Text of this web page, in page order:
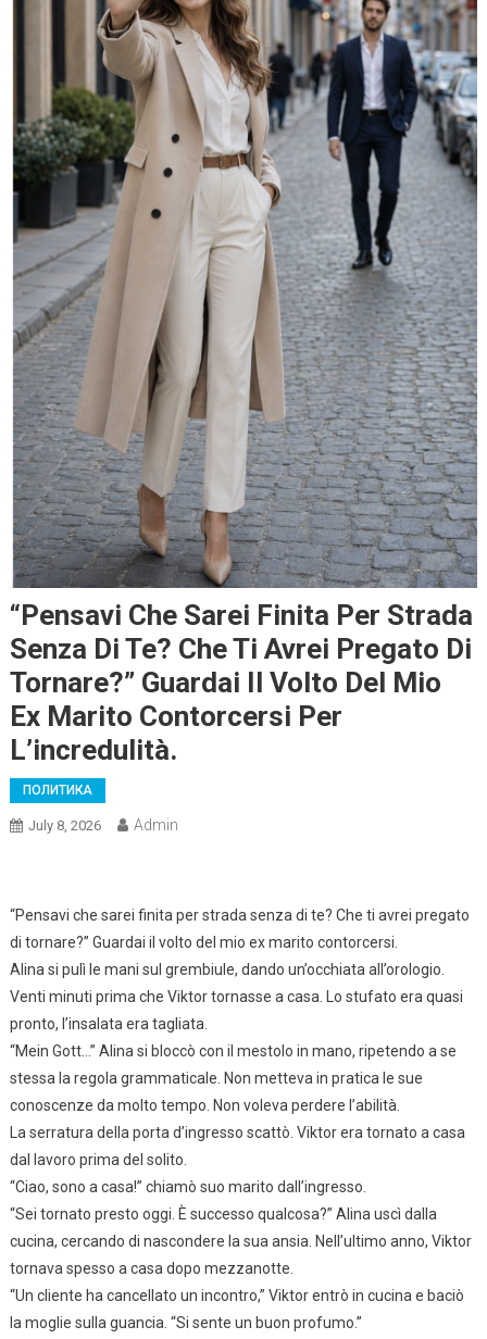
“Pensavi Che Sarei Finita Per Strada
Senza Di Te? Che Ti Avrei Pregato Di
Tornare?” Guardai Il Volto Del Mio
Ex Marito Contorcersi Per
L’incredulità.
ПОЛИТИКА
July 8, 2026 Admin
“Pensavi che sarei finita per strada senza di te? Che ti avrei pregato
di tornare?” Guardai il volto del mio ex marito contorcersi.
Alina si pulì le mani sul grembiule, dando un’occhiata all’orologio.
Venti minuti prima che Viktor tornasse a casa. Lo stufato era quasi
pronto, l’insalata era tagliata.
“Mein Gott…” Alina si bloccò con il mestolo in mano, ripetendo a se
stessa la regola grammaticale. Non metteva in pratica le sue
conoscenze da molto tempo. Non voleva perdere l’abilità.
La serratura della porta d’ingresso scattò. Viktor era tornato a casa
dal lavoro prima del solito.
“Ciao, sono a casa!” chiamò suo marito dall’ingresso.
“Sei tornato presto oggi. È successo qualcosa?” Alina uscì dalla
cucina, cercando di nascondere la sua ansia. Nell’ultimo anno, Viktor
tornava spesso a casa dopo mezzanotte.
“Un cliente ha cancellato un incontro,” Viktor entrò in cucina e baciò
la moglie sulla guancia. “Si sente un buon profumo.”